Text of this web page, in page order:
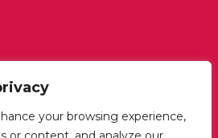
your browsing experience,